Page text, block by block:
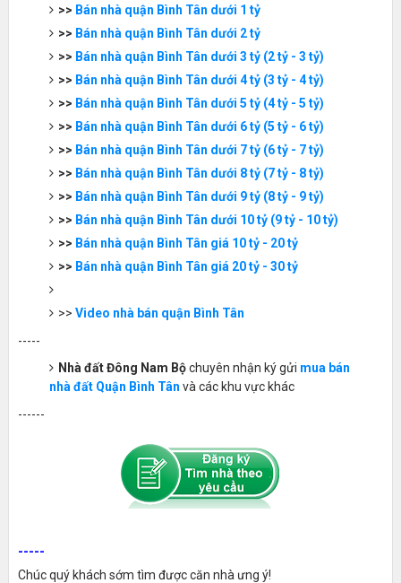
>> Bán nhà quận Bình Tân dưới 1 tỷ
>> Bán nhà quận Bình Tân dưới 2 tỷ
>> Bán nhà quận Bình Tân dưới 3 tỷ (2 tỷ - 3 tỷ)
>> Bán nhà quận Bình Tân dưới 4 tỷ (3 tỷ - 4 tỷ)
>> Bán nhà quận Bình Tân dưới 5 tỷ (4 tỷ - 5 tỷ)
>> Bán nhà quận Bình Tân dưới 6 tỷ (5 tỷ - 6 tỷ)
>> Bán nhà quận Bình Tân dưới 7 tỷ (6 tỷ - 7 tỷ)
>> Bán nhà quận Bình Tân dưới 8 tỷ (7 tỷ - 8 tỷ)
>> Bán nhà quận Bình Tân dưới 9 tỷ (8 tỷ - 9 tỷ)
>> Bán nhà quận Bình Tân dưới 10 tỷ (9 tỷ - 10 tỷ)
>> Bán nhà quận Bình Tân giá 10 tỷ - 20 tỷ
>> Bán nhà quận Bình Tân giá 20 tỷ - 30 tỷ
>> Video nhà bán quận Bình Tân
-----
Nhà đất Đông Nam Bộchuyên nhận ký gửi mua bán
nhà đất Quận Bình Tân và các khu vực khác
------
-----
Chúc quý khách sớm tìm được căn nhà ưng ý!